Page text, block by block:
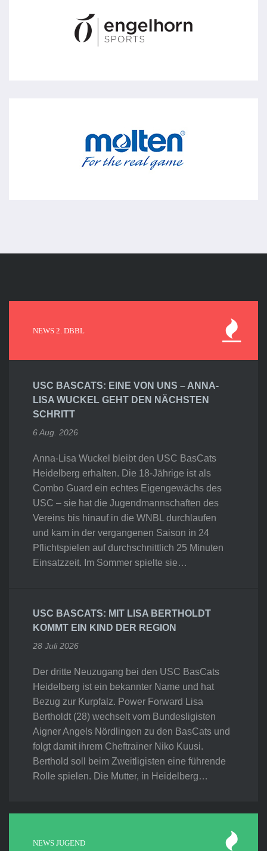
NEWS 2. DBBL
USC BASCATS: EINE VON UNS – ANNA-
LISA WUCKEL GEHT DEN NÄCHSTEN
SCHRITT
6 Aug. 2026
Anna-Lisa Wuckel bleibt den USC BasCats
Heidelberg erhalten. Die 18-Jährige ist als
Combo Guard ein echtes Eigengewächs des
USC – sie hat die Jugendmannschaften des
Vereins bis hinauf in die WNBL durchlaufen
und kam in der vergangenen Saison in 24
Pflichtspielen auf durchschnittlich 25 Minuten
Einsatzzeit. Im Sommer spielte sie…
USC BASCATS: MIT LISA BERTHOLDT
KOMMT EIN KIND DER REGION
28 Juli 2026
Der dritte Neuzugang bei den USC BasCats
Heidelberg ist ein bekannter Name und hat
Bezug zur Kurpfalz. Power Forward Lisa
Bertholdt (28) wechselt vom Bundesligisten
Aigner Angels Nördlingen zu den BasCats und
folgt damit ihrem Cheftrainer Niko Kuusi.
Berthold soll beim Zweitligisten eine führende
Rolle spielen. Die Mutter, in Heidelberg…
NEWS JUGEND